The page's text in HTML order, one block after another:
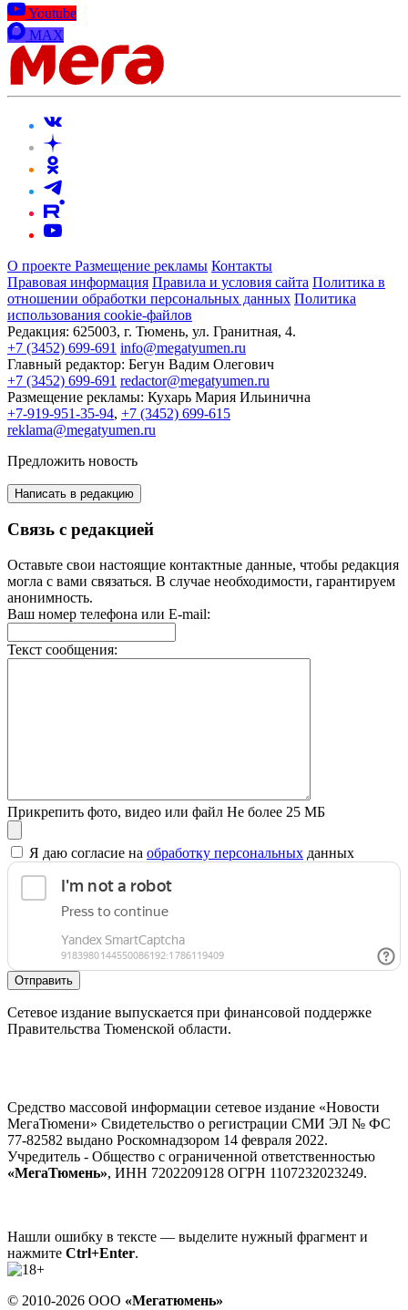
Youtube
MAX
О проекте Размещение рекламы Контакты
Правовая информация Правила и условия сайта Политика в
отношении обработки персональных данных Политика
использования cookie-файлов
Редакция: 625003, г. Тюмень, ул. Гранитная, 4.
+7 (3452) 699-691 info@megatyumen.ru
Главный редактор: Бегун Вадим Олегович
+7 (3452) 699-691 redactor@megatyumen.ru
Размещение рекламы: Кухарь Мария Ильинична
+7-919-951-35-94, +7 (3452) 699-615
reklama@megatyumen.ru
Предложить новость
Написать в редакцию
Связь с редакцией
Оставьте свои настоящие контактные данные, чтобы редакция
могла с вами связаться. В случае необходимости, гарантируем
анонимность.
Ваш номер телефона или E-mail:
Текст сообщения:
Прикрепить фото, видео или файл Не более 25 МБ
Я даю согласие на обработку персональных данных
Отправить
Сетевое издание выпускается при финансовой поддержке
Правительства Тюменской области.
Средство массовой информации сетевое издание «Новости
МегаТюмени» Свидетельство о регистрации СМИ ЭЛ № ФС
77-82582 выдано Роскомнадзором 14 февраля 2022.
Учредитель - Общество с ограниченной ответственностью
«МегаТюмень», ИНН 7202209128 ОГРН 1107232023249.
Нашли ошибку в тексте — выделите нужный фрагмент и
нажмите Ctrl+Enter.
© 2010-2026 ООО «Мегатюмень»